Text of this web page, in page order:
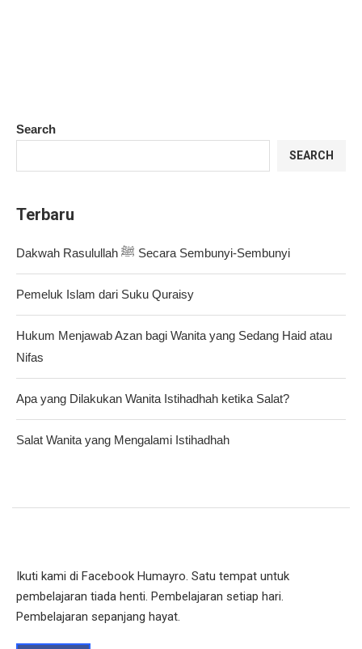
Search
SEARCH
Terbaru
Dakwah Rasulullah ﷺ Secara Sembunyi-Sembunyi
Pemeluk Islam dari Suku Quraisy
Hukum Menjawab Azan bagi Wanita yang Sedang Haid atau
Nifas
Apa yang Dilakukan Wanita Istihadhah ketika Salat?
Salat Wanita yang Mengalami Istihadhah
Ikuti kami di Facebook Humayro. Satu tempat untuk
pembelajaran tiada henti. Pembelajaran setiap hari.
Pembelajaran sepanjang hayat.